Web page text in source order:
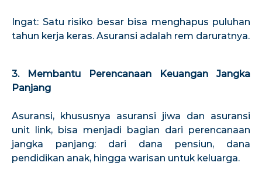
Ingat: Satu risiko besar bisa menghapus puluhan
tahun kerja keras. Asuransi adalah rem daruratnya.
3. Membantu Perencanaan Keuangan Jangka
Panjang
Asuransi, khususnya asuransi jiwa dan asuransi
unit link, bisa menjadi bagian dari perencanaan
jangka panjang: dari dana pensiun, dana
pendidikan anak, hingga warisan untuk keluarga.